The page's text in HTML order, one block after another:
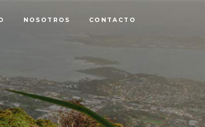
NOSOTROS CONTACTO